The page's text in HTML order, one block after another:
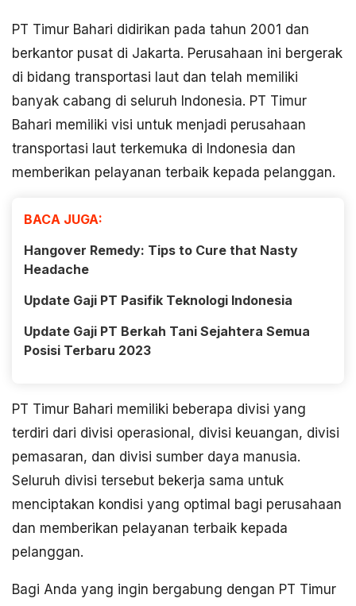
PT Timur Bahari didirikan pada tahun 2001 dan
berkantor pusat di Jakarta. Perusahaan ini bergerak
di bidang transportasi laut dan telah memiliki
banyak cabang di seluruh Indonesia. PT Timur
Bahari memiliki visi untuk menjadi perusahaan
transportasi laut terkemuka di Indonesia dan
memberikan pelayanan terbaik kepada pelanggan.
BACA JUGA:
Hangover Remedy: Tips to Cure that Nasty
Headache
Update Gaji PT Pasifik Teknologi Indonesia
Update Gaji PT Berkah Tani Sejahtera Semua
Posisi Terbaru 2023
PT Timur Bahari memiliki beberapa divisi yang
terdiri dari divisi operasional, divisi keuangan, divisi
pemasaran, dan divisi sumber daya manusia.
Seluruh divisi tersebut bekerja sama untuk
menciptakan kondisi yang optimal bagi perusahaan
dan memberikan pelayanan terbaik kepada
pelanggan.
Bagi Anda yang ingin bergabung dengan PT Timur